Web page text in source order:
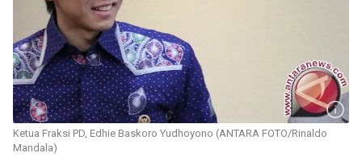
Ketua Fraksi PD, Edhie Baskoro Yudhoyono (ANTARA FOTO/Rinaldo
Mandala)